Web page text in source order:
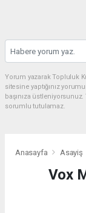
Yorum yazarak Topluluk
sitesine yaptığınız
başınıza
sorumlu tutulamaz.
Anasayfa Asayiş
Vox